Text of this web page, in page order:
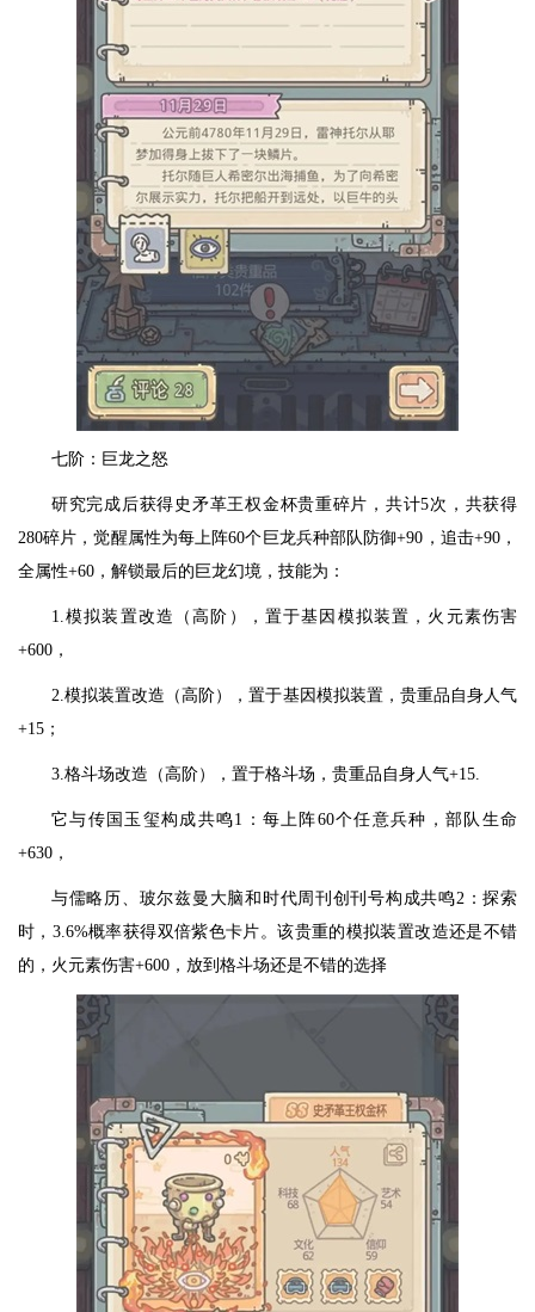
七阶：巨龙之怒
研究完成后获得史矛革王权金杯贵重碎片，共计5次，共获得
280碎片，觉醒属性为每上阵60个巨龙兵种部队防御+90，追击+90，
全属性+60，解锁最后的巨龙幻境，技能为：
1.模拟装置改造（高阶），置于基因模拟装置，火元素伤害
+600，
2.模拟装置改造（高阶），置于基因模拟装置，贵重品自身人气
+15；
3.格斗场改造（高阶），置于格斗场，贵重品自身人气+15.
它与传国玉玺构成共鸣1：每上阵60个任意兵种，部队生命
+630，
与儒略历、玻尔兹曼大脑和时代周刊创刊号构成共鸣2：探索
时，3.6%概率获得双倍紫色卡片。该贵重的模拟装置改造还是不错
的，火元素伤害+600，放到格斗场还是不错的选择